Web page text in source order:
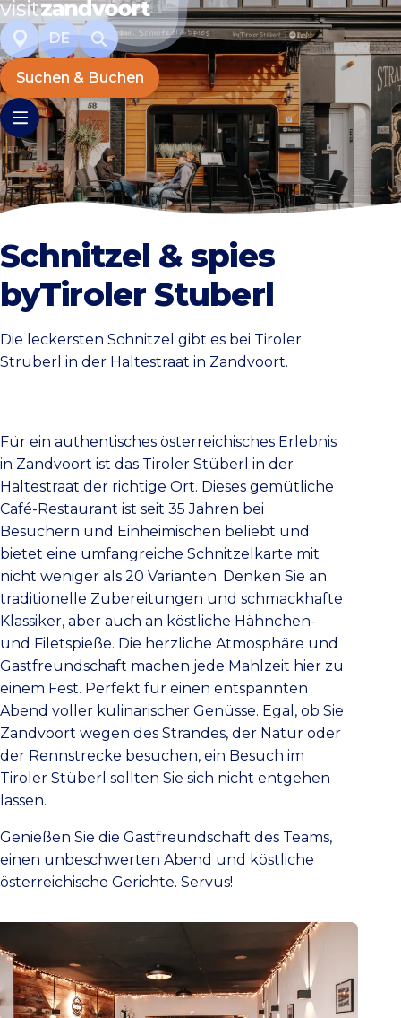
DE
Suchen & Buchen
Schnitzel & spies
byTiroler Stuberl
Die leckersten Schnitzel gibt es bei Tiroler
Struberl in der Haltestraat in Zandvoort.
Für ein authentisches österreichisches Erlebnis
in Zandvoort ist das Tiroler Stüberl in der
Haltestraat der richtige Ort. Dieses gemütliche
Café-Restaurant ist seit 35 Jahren bei
Besuchern und Einheimischen beliebt und
bietet eine umfangreiche Schnitzelkarte mit
nicht weniger als 20 Varianten. Denken Sie an
traditionelle Zubereitungen und schmackhafte
Klassiker, aber auch an köstliche Hähnchen-
und Filetspieße. Die herzliche Atmosphäre und
Gastfreundschaft machen jede Mahlzeit hier zu
einem Fest. Perfekt für einen entspannten
Abend voller kulinarischer Genüsse. Egal, ob Sie
Zandvoort wegen des Strandes, der Natur oder
der Rennstrecke besuchen, ein Besuch im
Tiroler Stüberl sollten Sie sich nicht entgehen
lassen.
Genießen Sie die Gastfreundschaft des Teams,
einen unbeschwerten Abend und köstliche
österreichische Gerichte. Servus!